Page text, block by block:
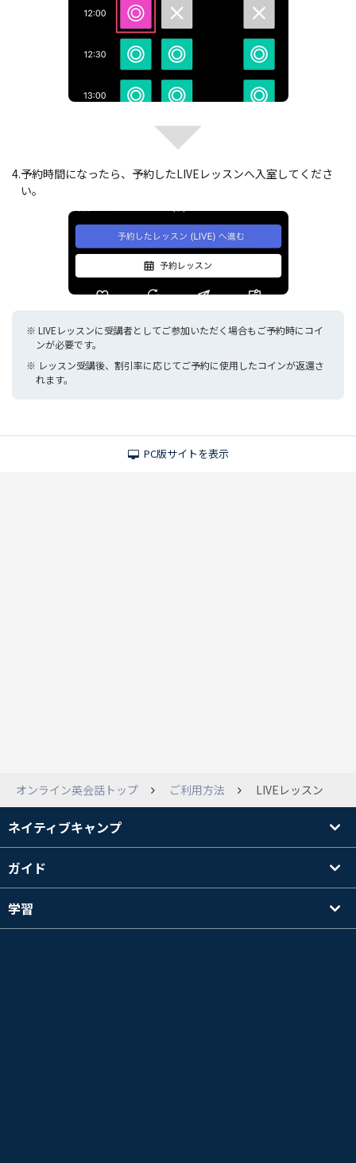
4.予約時間になったら、予約したLIVEレッスンへ入室してくださ
い。
※ LIVEレッスンに受講者としてご参加いただく場合もご予約時にコイ
ンが必要です。
※ レッスン受講後、割引率に応じてご予約に使用したコインが返還さ
れます。
PC版サイトを表示
オンライン英会話トップ ご利用方法 LIVEレッスン
ネイティブキャンプ
ガイド
学習